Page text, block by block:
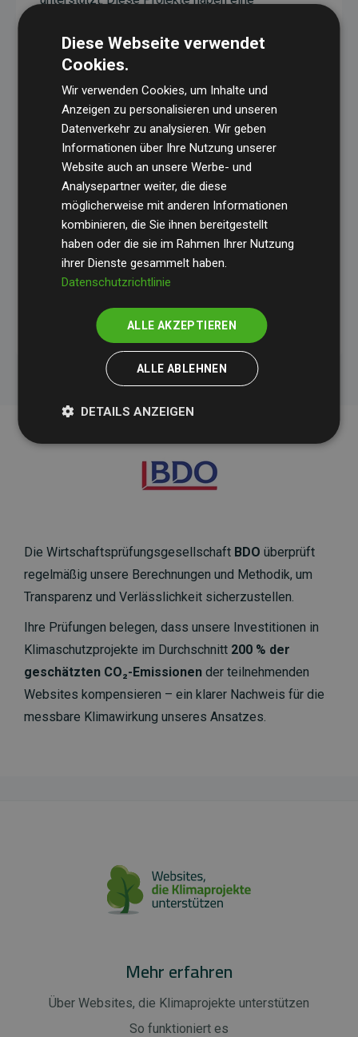
im Durchschnitt dem Doppelten der geschätzten
Emissionen der Website entspricht.
Alle unterstützten Projekte werden durch
Standardverifiziert und erfüllen höchste
Anforderungen an Qualität, tatsächliche
Klimawirkung und Transparenz. Weitere
Informationen zu den einzelnen Projekten finden
Sie hier.
Initiative Websites, die Klimaprojekte unterstützen
Die Wirtschaftsprüfungsgesellschaft BDO überprüft
regelmäßig unsere Berechnungen und Methodik, um
Transparenz und Verlässlichkeit sicherzustellen.
Ihre Prüfungen belegen, dass unsere Investitionen in
Klimaschutzprojekte im Durchschnitt 200 % der
geschätzten CO₂-Emissionen der teilnehmenden
Websites kompensieren – ein klarer Nachweis für die
messbare Klimawirkung unseres Ansatzes.
Mehr erfahren
Über Websites, die Klimaprojekte unterstützen
So funktioniert es
Diese Webseite verwendet
Cookies.
Wir verwenden Cookies, um Inhalte und
Anzeigen zu personalisieren und unseren
Datenverkehr zu analysieren. Wir geben
Informationen über Ihre Nutzung unserer
Website auch an unsere Werbe- und
Analysepartner weiter, die diese
möglicherweise mit anderen Informationen
kombinieren, die Sie ihnen bereitgestellt
haben oder die sie im Rahmen Ihrer Nutzung
ihrer Dienste gesammelt haben.
Datenschutzrichtlinie
ALLE AKZEPTIEREN
ALLE ABLEHNEN
DETAILS ANZEIGEN